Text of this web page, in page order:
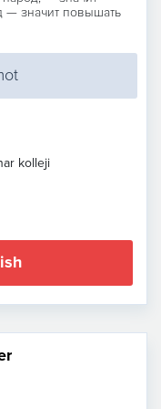
— значит повышать
kolleji